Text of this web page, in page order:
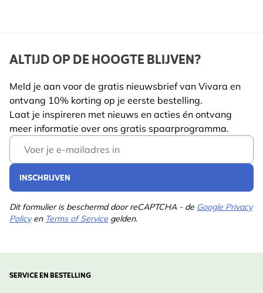
Nectar voor bestuivers in de bloeiperiode, zaden voor
‘wilde’ plant.
Ontwerp Inspiratie:
In een landelijke bloemenweide, achterin een border
of bij een vijverrand. Combineer met Zonnehoed,
Grassen of Dagkoekoeksbloem voor een ruige,
natuurlijke uitstraling.
Inheemse Status:
terreinen en slootkanten.
Lengte 115 mm
Gewicht 0.75 kg
Diersoort Bij, Vogel, Vlinder
Kleur Paars
Meerjarig Ja
Standplaats Zonlicht
Plukmaanden
Lees meer
ALTIJD OP DE HOOGTE BLIJVEN?
Meld je aan voor de gratis nieuwsbrief van Vivara en
ontvang 10% korting op je eerste bestelling.
Laat je inspireren met nieuws en acties én ontvang
meer informatie over ons gratis spaarprogramma.
Email Address
INSCHRIJVEN
Dit formulier is beschermd door reCAPTCHA - de Google Privacy
Policyen Terms of Service gelden.
SERVICE EN BESTELLING